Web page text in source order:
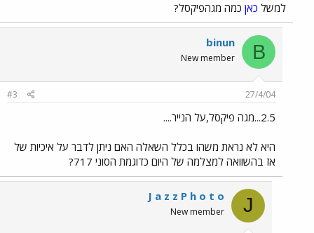
למשל כאן כמה מגהפיקסל?
B
binun
New member
27/4/04
#3
2.5...מגה פיקסל,על הנייר....
היא לא נראת משהו בכלל השאלה האם ניתן לדבר על איכיות של
אז בהשוואה למצלמה של היום כדוגמת הסוני 717?
J
J a z z P h o t o
New member